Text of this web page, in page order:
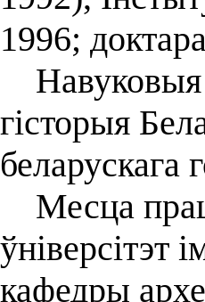
1996;
Навуковыя
гісторыя
беларускага
Месца
ўніверсітэт
кафедры